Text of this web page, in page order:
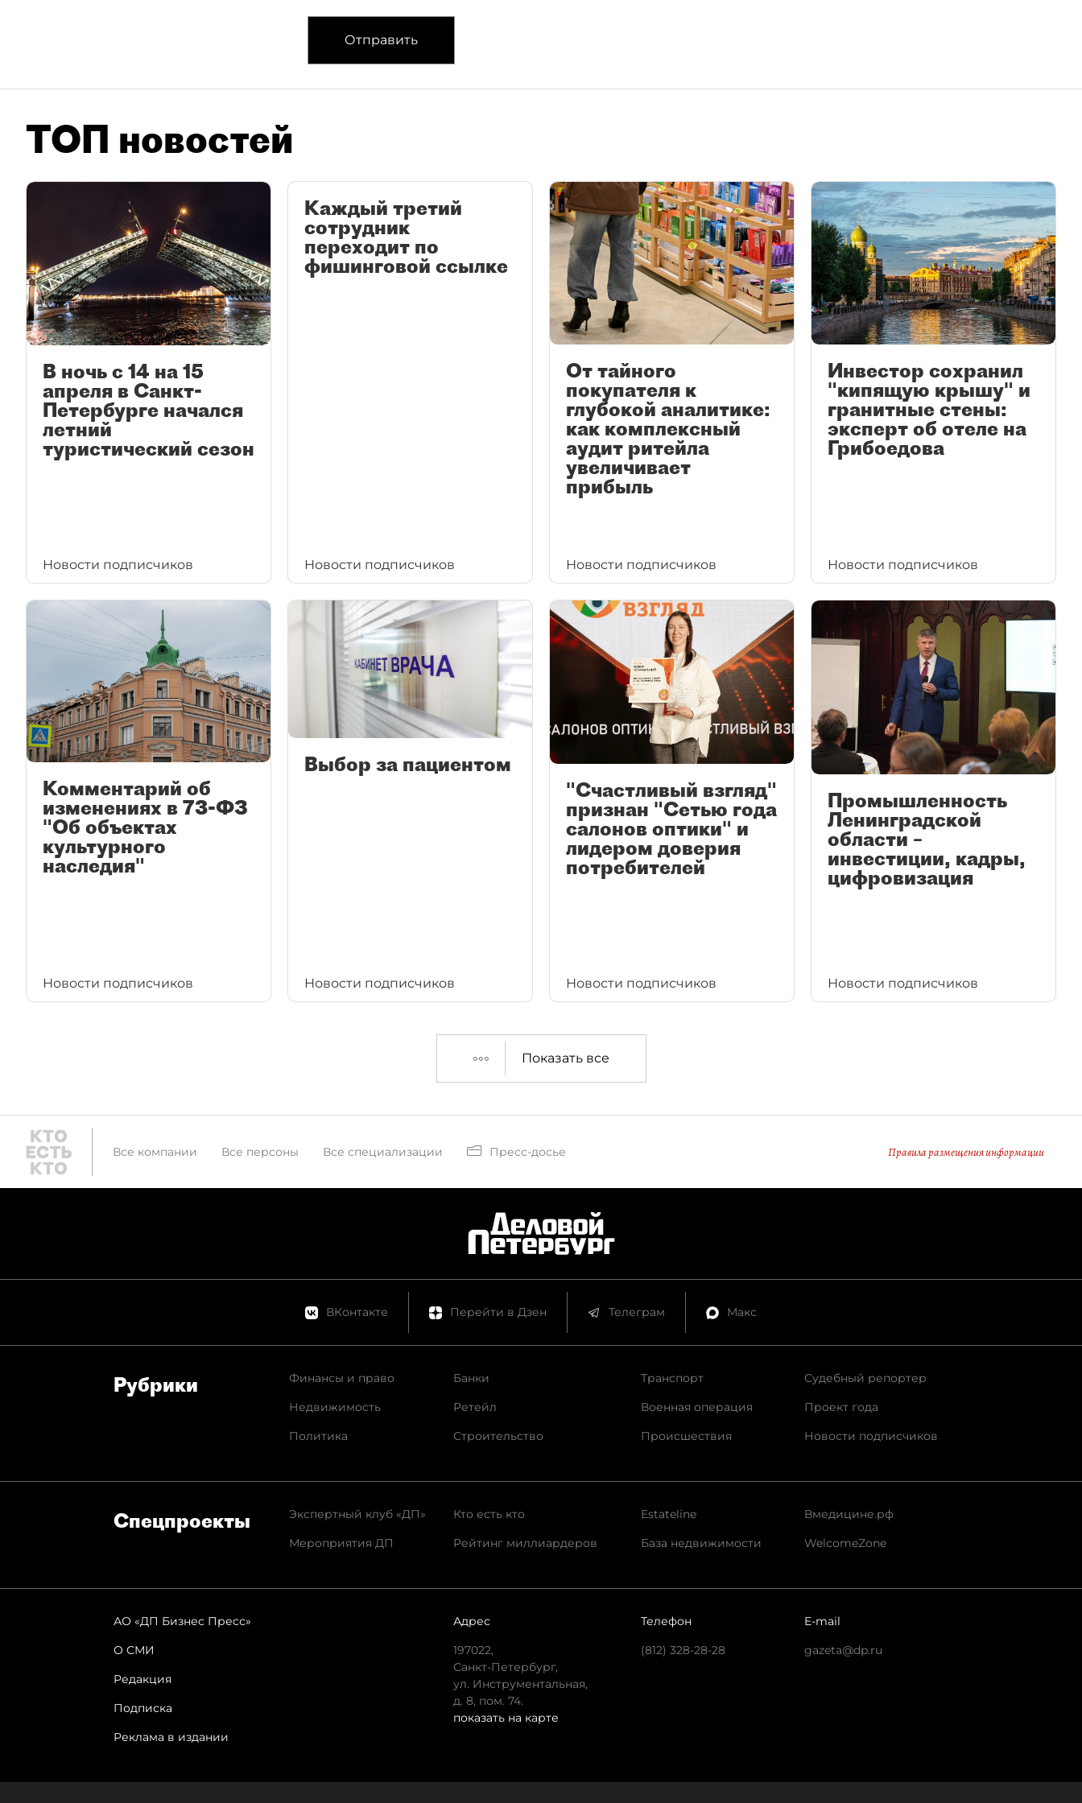
Отправить
ТОП новостей
В ночь с 14 на 15
апреля в Санкт-
Петербурге начался
летний
туристический сезон
Новости подписчиков
Каждый третий
сотрудник
переходит по
фишинговой ссылке
Новости подписчиков
От тайного
покупателя к
глубокой аналитике:
как комплексный
аудит ритейла
увеличивает
прибыль
Новости подписчиков
Инвестор сохранил
"кипящую крышу" и
гранитные стены:
эксперт об отеле на
Грибоедова
Новости подписчиков
Комментарий об
изменениях в 73-ФЗ
"Об объектах
культурного
наследия"
Новости подписчиков
Выбор за пациентом
Новости подписчиков
"Счастливый взгляд"
признан "Сетью года
салонов оптики" и
лидером доверия
потребителей
Новости подписчиков
Промышленность
Ленинградской
области –
инвестиции, кадры,
цифровизация
Новости подписчиков
Показать все
Все компании Все персоны Все специализации Пресс-досье Правила размещения информации
ВКонтакте Перейти в Дзен Телеграм Макс
Рубрики
Финансы и право
Недвижимость
Политика
Банки
Ретейл
Строительство
Транспорт
Военная операция
Происшествия
Судебный репортер
Проект года
Новости подписчиков
Спец­проекты
Экспертный клуб «ДП»
Мероприятия ДП
Кто есть кто
Рейтинг миллиардеров
Estateline
База недвижимости
Вмедицине.рф
WelcomeZone
АО «ДП Бизнес Пресс»
О СМИ
Редакция
Подписка
Реклама в издании
Адрес
197022,
Санкт-Петербург,
ул. Инструментальная,
д. 8, пом. 74.
показать на карте
Телефон
(812) 328-28-28
E-mail
gazeta@dp.ru